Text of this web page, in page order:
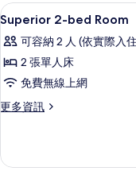
相
片
的
情
顯
示
Superior
2-
bed
Room
有
5
Superior 2-bed Room
可容納 2 人 (依實際入
2 張單人床
免費無線上網
更多資訊
更
bed